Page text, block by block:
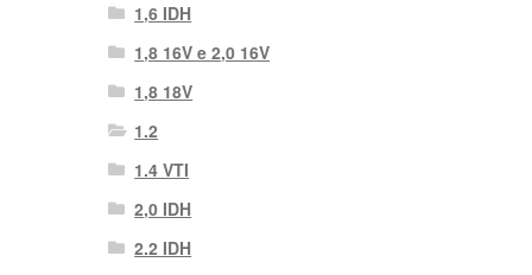
1,6 IDH
1,8 16V e 2,0 16V
1,8 18V
1.2
1.4 VTI
2,0 IDH
2.2 IDH